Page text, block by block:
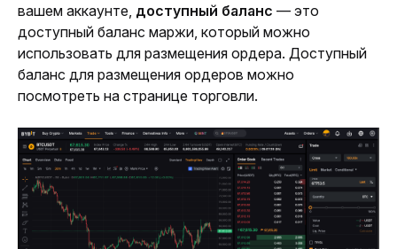
вашем аккаунте, доступный баланс — это
доступный баланс маржи, который можно
использовать для размещения ордера. Доступный
баланс для размещения ордеров можно
посмотреть на странице торговли.